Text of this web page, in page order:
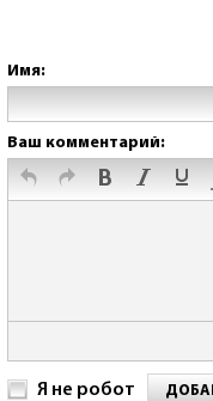
Имя:
Ваш комментарий:
Я не робот